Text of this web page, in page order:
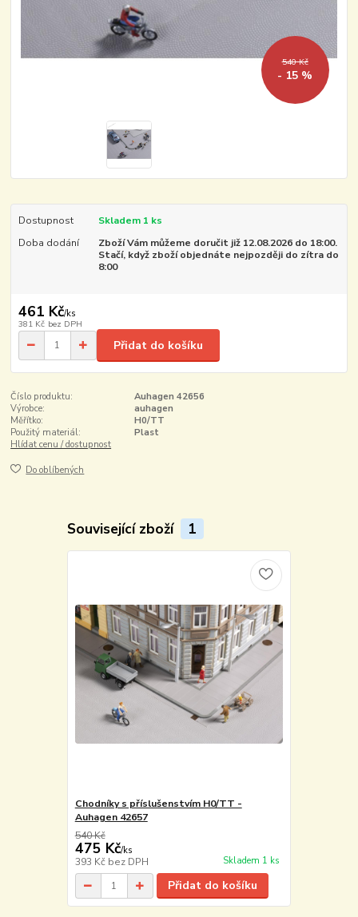
540 Kč
- 15 %
Dostupnost
Skladem 1 ks
Doba dodání
Zboží Vám můžeme doručit již 12.08.2026 do 18:00.
Stačí, když zboží objednáte nejpozději do zítra do
8:00
461 Kč/ks
381 Kč bez DPH
Přidat do košíku
Číslo produktu:
Auhagen 42656
Výrobce:
auhagen
Měřítko:
H0/TT
Použitý materiál:
Plast
Hlídat cenu / dostupnost
Do oblíbených
Související zboží 1
Chodníky s příslušenstvím H0/TT -
Auhagen 42657
540 Kč
475 Kč/ks
393 Kč bez DPH Skladem 1 ks
Přidat do košíku